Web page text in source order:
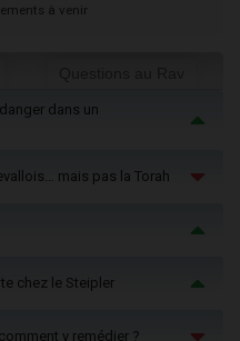
à venir
dans un
mais pas la Torah
chez le Steipler
y remédier ?